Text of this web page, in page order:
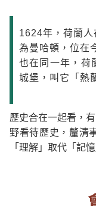
1624年，荷蘭
為曼哈頓，位在
也在同一年，荷
城堡，叫它「熱
歷史合在一起看，
野看待歷史，釐清
「理解」取代「記憶